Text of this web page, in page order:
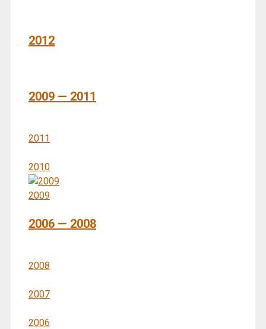
2012
2009 — 2011
2011
2010
2009
2006 — 2008
2008
2007
2006